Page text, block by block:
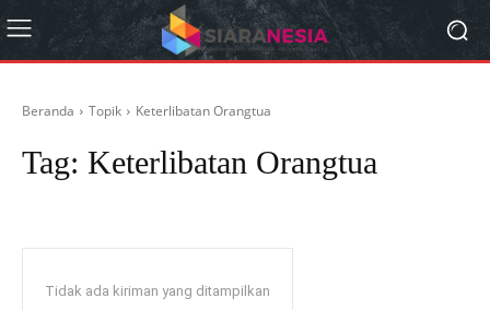
Beranda Topik Keterlibatan Orangtua
Tag: Keterlibatan Orangtua
Tidak ada kiriman yang ditampilkan